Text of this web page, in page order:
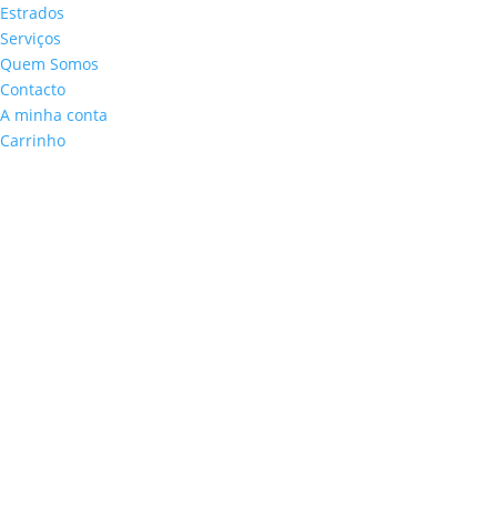
Estrados
Serviços
Quem Somos
Contacto
A minha conta
Carrinho